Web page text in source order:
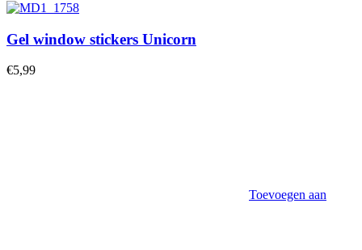
Gel window stickers Unicorn
€5,99
Toevoegen aan